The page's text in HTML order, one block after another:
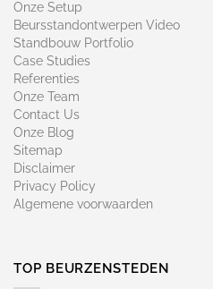
Onze Setup
Beursstandontwerpen Video
Standbouw Portfolio
Case Studies
Referenties
Onze Team
Contact Us
Onze Blog
Sitemap
Disclaimer
Privacy Policy
Algemene voorwaarden
TOP BEURZENSTEDEN